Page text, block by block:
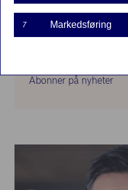
Konsernstrategi
Finansielle rapporter
Abonner på nyheter
7 Markedsføring